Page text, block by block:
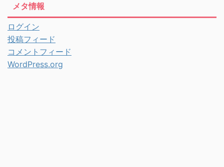
メタ情報
ログイン
投稿フィード
コメントフィード
WordPress.org